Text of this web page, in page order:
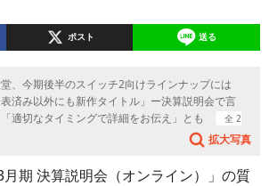
ポスト 送る
、今期後半のスイッチ2向けラインナップには
表済み以外にも新作タイトル」ー決算説明会で言
適切なタイミングで詳細をお伝え」とも
全 2
拡大写真
期 決算説明会（オンライン）」の質